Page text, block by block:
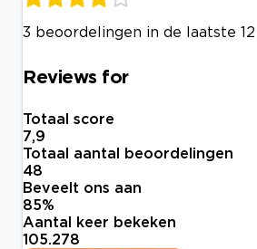
3 beoordelingen in de laatste
Reviews for
Totaal score
7,9
Totaal aantal beoordelingen
48
Beveelt ons aan
85%
Aantal keer bekeken
105.278